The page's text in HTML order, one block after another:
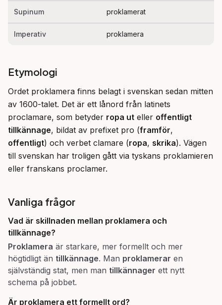
Supinum proklamerat
Imperativ proklamera
Etymologi
Ordet proklamera finns belagt i svenskan sedan mitten
av 1600-talet. Det är ett lånord från latinets
proclamare, som betyder ropa ut eller offentligt
tillkännage, bildat av prefixet pro (framför
offentligt) och verbet clamare (ropa, skrika). Vägen
till svenskan har troligen gått via tyskans proklamieren
eller franskans proclamer.
Vanliga frågor
Vad är skillnaden mellan proklamera och
tillkännage?
Proklamera är starkare, mer formellt och mer
högtidligt än tillkännage. Man proklamerar en
självständig stat, men man tillkännager ett nytt
schema på jobbet.
Är proklamera ett formellt ord?